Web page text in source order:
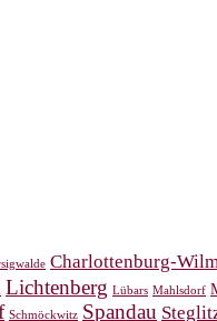
Charlottenburg-
Lichtenberg Lübars Mahlsdorf
Schmöckwitz Spandau